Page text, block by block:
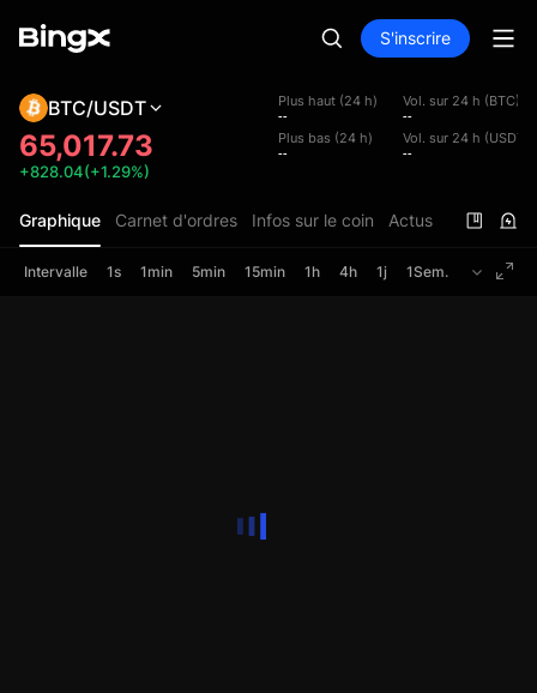
S'inscrire
BTC/USDT
65,017.73
+828.04(+1.29%)
Plus haut (24 h)
--
Vol. sur 24 h (BTC)
--
Plus bas (24 h)
--
Vol. sur 24 h (USDT)
--
Graphique Carnet d'ordres Infos sur le coin Actus
Intervalle 1s 1min 5min 15min 1h 4h 1j 1Sem.